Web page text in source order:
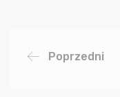
Poprzedni